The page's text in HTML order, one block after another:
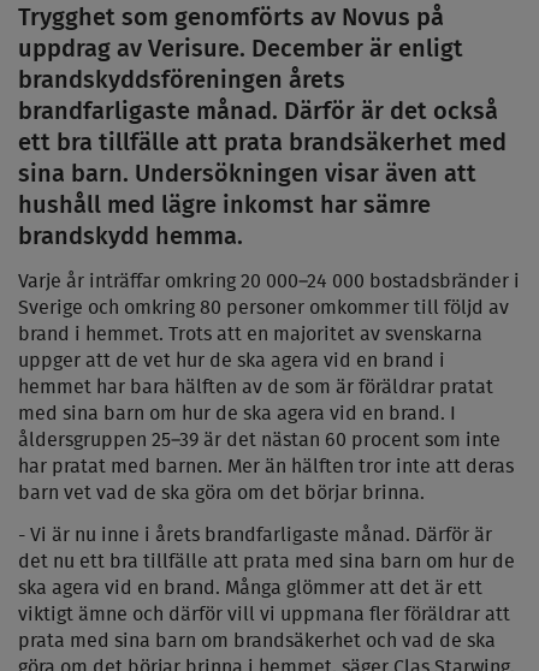
Trygghet som genomförts av Novus på
uppdrag av Verisure. December är enligt
brandskyddsföreningen årets
brandfarligaste månad. Därför är det också
ett bra tillfälle att prata brandsäkerhet med
sina barn. Undersökningen visar även att
hushåll med lägre inkomst har sämre
brandskydd hemma.
Varje år inträffar omkring 20 000–24 000 bostadsbränder i
Sverige och omkring 80 personer omkommer till följd av
brand i hemmet. Trots att en majoritet av svenskarna
uppger att de vet hur de ska agera vid en brand i
hemmet har bara hälften av de som är föräldrar pratat
med sina barn om hur de ska agera vid en brand. I
åldersgruppen 25–39 är det nästan 60 procent som inte
har pratat med barnen. Mer än hälften tror inte att deras
barn vet vad de ska göra om det börjar brinna.
- Vi är nu inne i årets brandfarligaste månad. Därför är
det nu ett bra tillfälle att prata med sina barn om hur de
ska agera vid en brand. Många glömmer att det är ett
viktigt ämne och därför vill vi uppmana fler föräldrar att
prata med sina barn om brandsäkerhet och vad de ska